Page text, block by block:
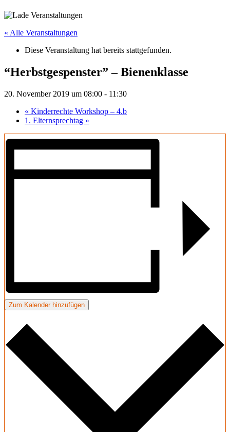
« Alle Veranstaltungen
Diese Veranstaltung hat bereits stattgefunden.
“Herbstgespenster” – Bienenklasse
20. November 2019 um 08:00 - 11:30
« Kinderrechte Workshop – 4.b
1. Elternsprechtag »
Zum Kalender hinzufügen